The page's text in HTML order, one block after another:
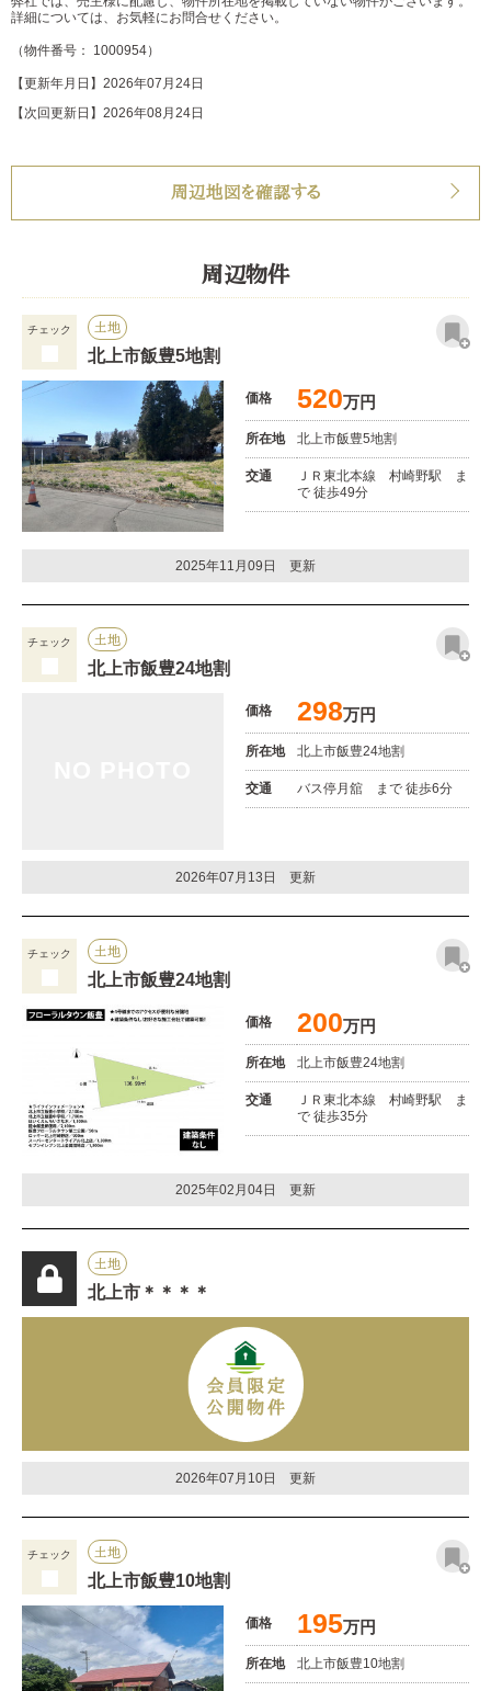
詳細については、お気軽にお問合せください。
（物件番号： 1000954）
【更新年月日】2026年07月24日
【次回更新日】2026年08月24日
周辺地図を確認する
周辺物件
チェック 土地
北上市飯豊5地割
価格 520万円
所在地 北上市飯豊5地割
交通
ＪＲ東北本線 村崎野駅 ま
で 徒歩49分
2025年11月09日 更新
チェック 土地
北上市飯豊24地割
価格 298万円
所在地 北上市飯豊24地割
交通 バス停月舘 まで 徒歩6分
2026年07月13日 更新
チェック 土地
北上市飯豊24地割
価格 200万円
所在地 北上市飯豊24地割
交通
ＪＲ東北本線 村崎野駅 ま
で 徒歩35分
2025年02月04日 更新
土地
北上市＊＊＊＊
2026年07月10日 更新
チェック 土地
北上市飯豊10地割
価格 195万円
所在地 北上市飯豊10地割